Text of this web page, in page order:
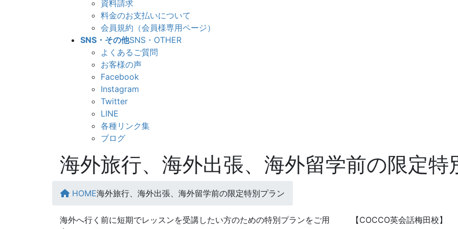
資料請求
料金のお支払いについて
会員規約（会員様専用ページ）
SNS・その他SNS・OTHER
よくあるご質問
お客様の声
Facebook
Instagram
Twitter
LINE
各種リンク集
ブログ
海外旅行、海外出張、海外留学前の限定特
HOME海外旅行、海外出張、海外留学前の限定特別プラン
海外へ行く前に短期でレッスンを受講したい方のための特別プランをご用
【COCCO英会話梅田校】